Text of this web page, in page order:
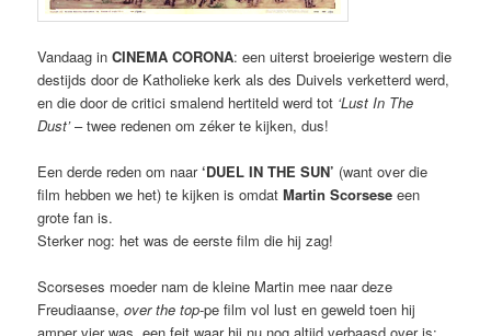
Vandaag inCINEMA CORONA: een uiterst broeierige western die
destijds door de Katholieke kerk als des Duivels verketterd werd,
en die door de critici smalend hertiteld werd tot ‘Lust In The
Dust’– twee redenen om zéker te kijken, dus!
Een derde reden om naar‘DUEL IN THE SUN’ (want over die
film hebben we het) te kijken is omdatMartin Scorsese een
grote fan is.
Sterker nog: het was de eerste film die hij zag!
Scorseses moeder nam de kleine Martin mee naar deze
Freudiaanse,over the top-pe film vol lust en geweld toen hij